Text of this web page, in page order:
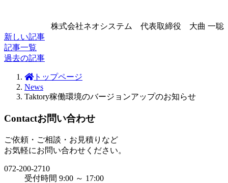
株式会社ネオシステム 代表取締役 大曲 一聡
新しい記事
記事一覧
過去の記事
トップページ
News
Taktory稼働環境のバージョンアップのお知らせ
Contactお問い合わせ
ご依頼・ご相談・お見積りなど
お気軽にお問い合わせください。
072-200-2710
受付時間 9:00 ～ 17:00